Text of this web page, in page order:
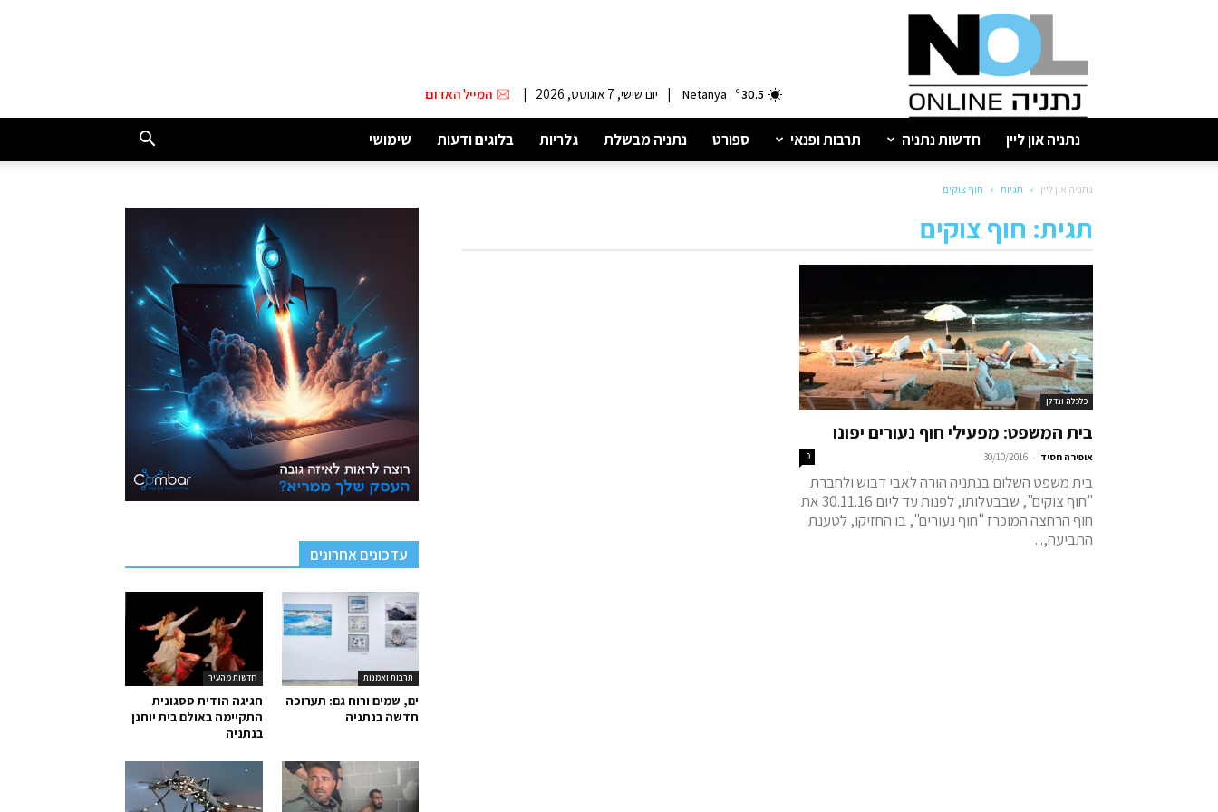
נתניה
30.5
C
Netanya
| יום שישי, 7 אוגוסט, 2026 | המייל האדום
נתניה און ליין חדשות נתניה תרבות ופנאי ספורט נתניה מבשלת גלריות בלוגים ודעות שימושי
נתניה און ליין תגיות חוף צוקים
תגית: חוף צוקים
כלכלה ונדלן
בית המשפט: מפעילי חוף נעורים יפונו
אופירה חסיד -
30/10/2016
0
בית משפט השלום בנתניה הורה לאבי דבוש ולחברת
"חוף צוקים", שבבעלותו, לפנות עד ליום 30.11.16 את
חוף הרחצה המוכרז "חוף נעורים", בו החזיקו, לטענת
התביעה,...
עדכונים אחרונים
חדשות מהעיר
חגיגה הודית ססגונית
התקיימה באולם בית יוחנן
בנתניה
תרבות ואמנות
ים, שמים ורוח גם: תערוכה
חדשה בנתניה